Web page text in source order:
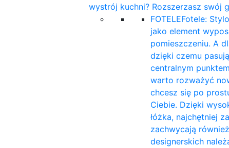
wystrój kuchni? Rozszerzasz swój
FOTELEFotele:
jako element
pomieszczeniu. A
dzięki czemu
centralnym
warto rozważyć
chcesz się po
Ciebie. Dzięki
łóżka, najchętniej
zachwycają
designerskich